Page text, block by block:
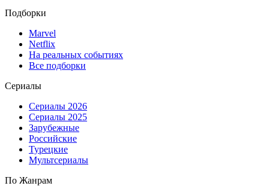
Подборки
Marvel
Netflix
На реальных событиях
Все подборки
Сериалы
Сериалы 2026
Сериалы 2025
Зарубежные
Российские
Турецкие
Мультсериалы
По Жанрам